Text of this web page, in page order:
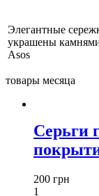
Элегантные
украшены
Asos
товары месяца
Серьги
200 грн
1